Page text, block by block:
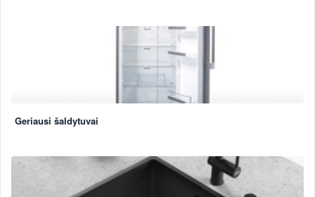
Geriausi šaldytuvai